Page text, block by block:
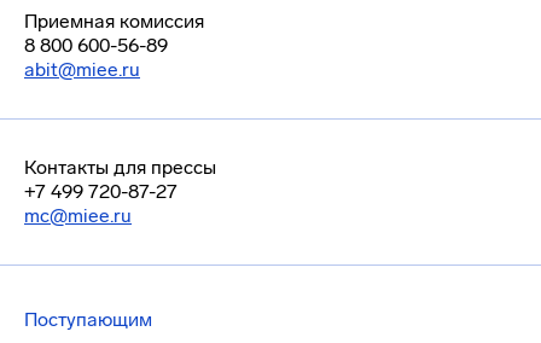
Приемная комиссия
8 800 600-56-89
abit@miee.ru
Контакты для прессы
+7 499 720-87-27
mc@miee.ru
Поступающим